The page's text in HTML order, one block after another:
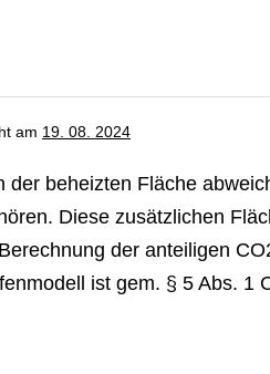
am 19. 08. 2024
der beheizten Fläche
Diese zu­sätz­li­chen
der anteiligen
ist gem. § 5 Abs.